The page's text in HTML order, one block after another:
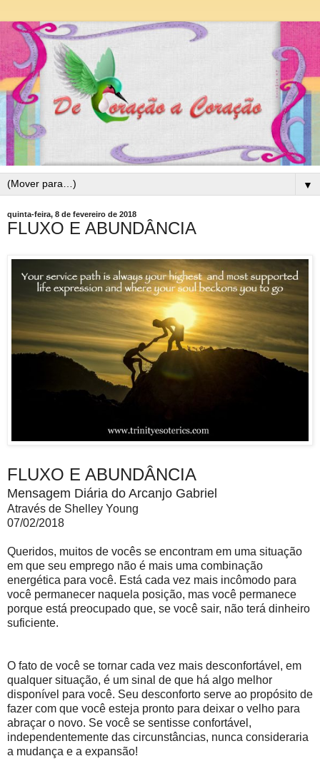
▼
quinta-feira, 8 de fevereiro de 2018
FLUXO E ABUNDÂNCIA
FLUXO E ABUNDÂNCIA
Mensagem Diária do Arcanjo Gabriel
Através de Shelley Young
07/02/2018
Queridos, muitos de vocês se encontram em uma situação
em que seu emprego não é mais uma combinação
energética para você. Está cada vez mais incômodo para
você permanecer naquela posição, mas você permanece
porque está preocupado que, se você sair, não terá dinheiro
suficiente.
O fato de você se tornar cada vez mais desconfortável, em
qualquer situação, é um sinal de que há algo melhor
disponível para você. Seu desconforto serve ao propósito de
fazer com que você esteja pronto para deixar o velho para
abraçar o novo. Se você se sentisse confortável,
independentemente das circunstâncias, nunca consideraria
a mudança e a expansão!